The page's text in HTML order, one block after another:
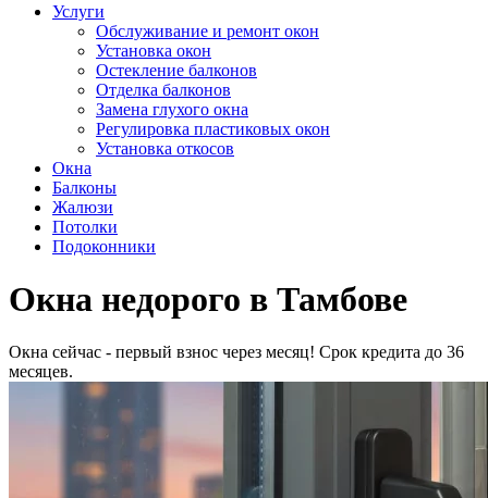
Услуги
Обслуживание и ремонт окон
Установка окон
Остекление балконов
Отделка балконов
Замена глухого окна
Регулировка пластиковых окон
Установка откосов
Окна
Балконы
Жалюзи
Потолки
Подоконники
Окна недорого в Тамбове
Окна сейчас - первый взнос через месяц! Срок кредита до 36
месяцев.